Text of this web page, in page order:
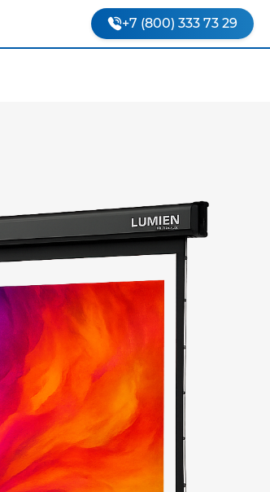
+7 (800) 333 73 29